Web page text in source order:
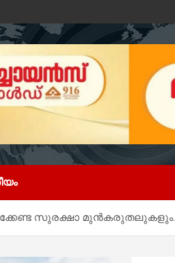
സുരക്ഷാ മുൻകരുതലുകളും.